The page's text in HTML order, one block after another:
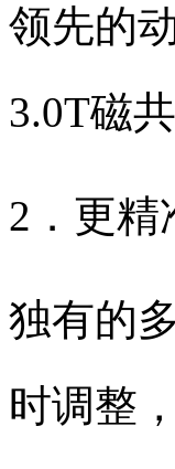
领先的
3.0T磁
2．更精
独有的
时调整